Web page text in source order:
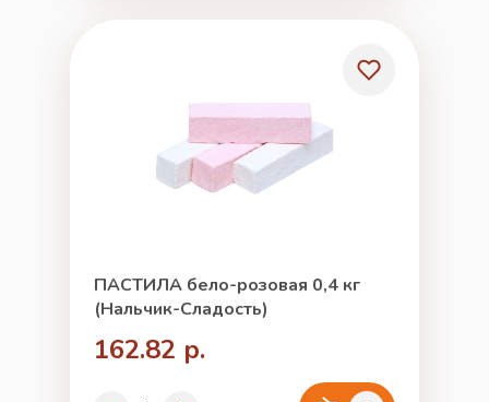
ПАСТИЛА бело-розовая 0,4 кг
(Нальчик-Сладость)
162.82 р.